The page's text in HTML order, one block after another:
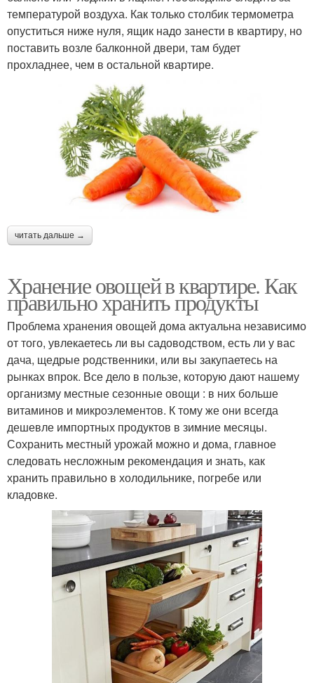
температурой воздуха. Как только столбик термометра
опуститься ниже нуля, ящик надо занести в квартиру, но
поставить возле балконной двери, там будет
прохладнее, чем в остальной квартире.
читать дальше →
Хранение овощей в квартире. Как
правильно хранить продукты
Проблема хранения овощей дома актуальна независимо
от того, увлекаетесь ли вы садоводством, есть ли у вас
дача, щедрые родственники, или вы закупаетесь на
рынках впрок. Все дело в пользе, которую дают нашему
организму местные сезонные овощи : в них больше
витаминов и микроэлементов. К тому же они всегда
дешевле импортных продуктов в зимние месяцы.
Сохранить местный урожай можно и дома, главное
следовать несложным рекомендация и знать, как
хранить правильно в холодильнике, погребе или
кладовке.